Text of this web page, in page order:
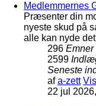
Medlemmernes
Præsenter din
nyeste skud på
alle kan nyde
296 Emner
2599
Seneste
afa-zett
22 jul